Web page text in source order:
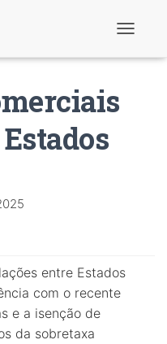
entre Estados
com o recente
e a isenção de
da sobretaxa